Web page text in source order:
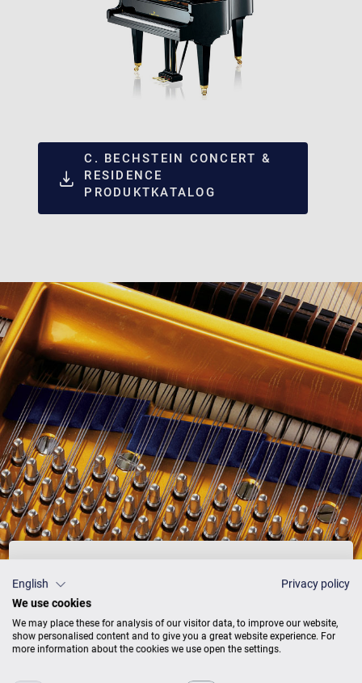
C. BECHSTEIN CONCERT &
RESIDENCE
PRODUKTKATALOG
AUSFÜHRUNG PREISE
English
Privacy policy
We use cookies
We may place these for analysis of our visitor data, to improve our website,
show personalised content and to give you a great website experience. For
more information about the cookies we use open the settings.